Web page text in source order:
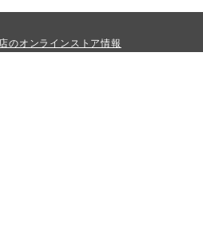
のオンラインストア情報